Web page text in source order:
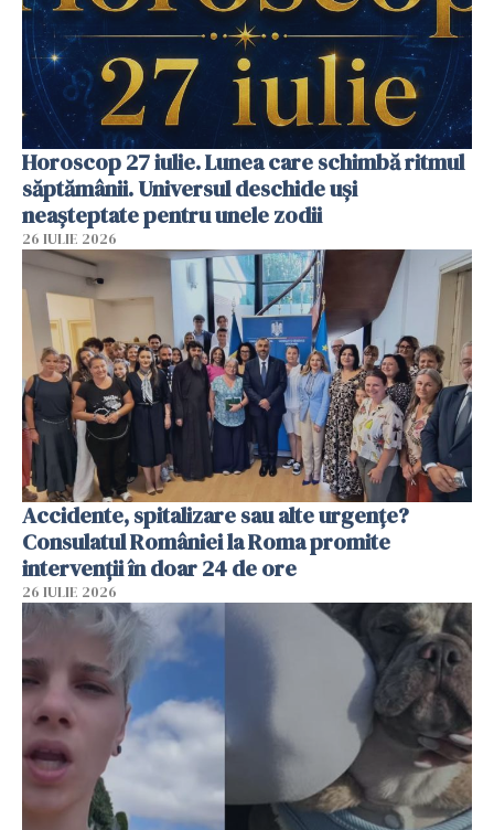
Horoscop 27 iulie. Lunea care schimbă ritmul
săptămânii. Universul deschide uși
neașteptate pentru unele zodii
26 IULIE 2026
Accidente, spitalizare sau alte urgențe?
Consulatul României la Roma promite
intervenții în doar 24 de ore
26 IULIE 2026